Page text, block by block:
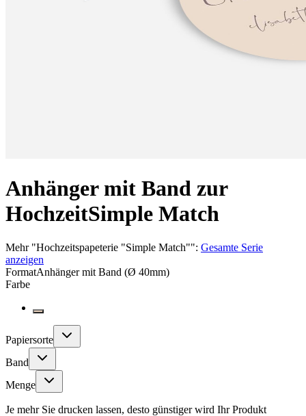
Anhänger mit Band zur
HochzeitSimple Match
Mehr"Hochzeitspapeterie "Simple Match"": Gesamte Serie
anzeigen
FormatAnhänger mit Band (Ø 40mm)
Farbe
Papiersorte
Band
Menge
Je mehr Sie drucken lassen, desto günstiger wird Ihr Produkt